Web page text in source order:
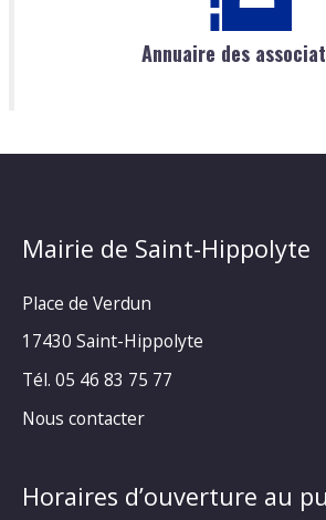
Annuaire des
Mairie de Saint-Hippolyte
Place de Verdun
17430 Saint-Hippolyte
Tél. 05 46 83 75 77
Nous contacter
Horaires d’ouverture au